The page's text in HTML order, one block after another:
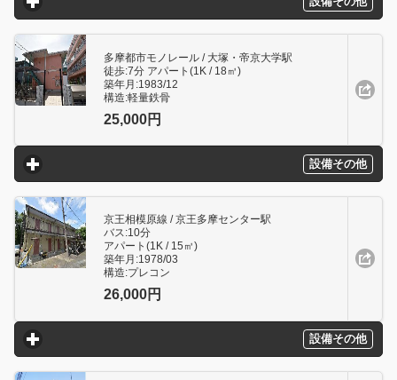
click to expand contents
多摩都市モノレール / 大塚・帝京大学駅
徒歩:7分 アパート(1K / 18㎥)
築年月:1983/12
構造:軽量鉄骨
25,000円
設備その他
click to expand contents
京王相模原線 / 京王多摩センター駅
バス:10分
アパート(1K / 15㎥)
築年月:1978/03
構造:プレコン
26,000円
設備その他
click to expand contents